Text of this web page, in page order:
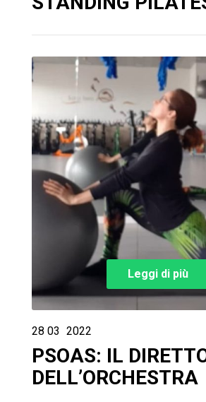
Leggi di più
28 03 2022
PSOAS: IL
DELL’ORCHESTRA